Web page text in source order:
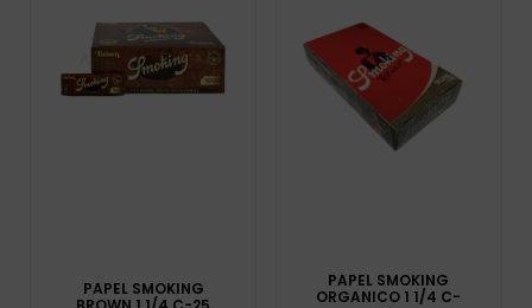
PAPEL SMOKING
PAPEL SMOKING
ORGANICO 1 1/4 C-